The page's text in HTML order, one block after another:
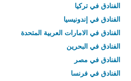
الفنادق في تركيا
الفنادق في إندونيسيا
الفنادق في الامارات العربية المتحدة
الفنادق في البحرين
الفنادق في مصر
الفنادق في فرنسا